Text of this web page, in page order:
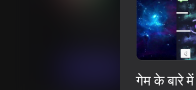
Dandy World: The Call
12+
लड़कों के लिए PizzaGames
गेम के बारे में